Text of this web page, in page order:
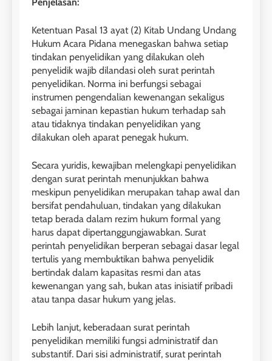
Ketentuan Pasal 13 ayat (2) Kitab Undang Undang
Hukum Acara Pidana menegaskan bahwa setiap
tindakan penyelidikan yang dilakukan oleh
penyelidik wajib dilandasi oleh surat perintah
penyelidikan. Norma ini berfungsi sebagai
instrumen pengendalian kewenangan sekaligus
sebagai jaminan kepastian hukum terhadap sah
atau tidaknya tindakan penyelidikan yang
dilakukan oleh aparat penegak hukum.
Secara yuridis, kewajiban melengkapi penyelidikan
dengan surat perintah menunjukkan bahwa
meskipun penyelidikan merupakan tahap awal dan
bersifat pendahuluan, tindakan yang dilakukan
tetap berada dalam rezim hukum formal yang
harus dapat dipertanggungjawabkan. Surat
perintah penyelidikan berperan sebagai dasar legal
tertulis yang membuktikan bahwa penyelidik
bertindak dalam kapasitas resmi dan atas
kewenangan yang sah, bukan atas inisiatif pribadi
atau tanpa dasar hukum yang jelas.
Lebih lanjut, keberadaan surat perintah
penyelidikan memiliki fungsi administratif dan
substantif. Dari sisi administratif, surat perintah